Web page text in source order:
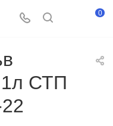
0
1л СТП